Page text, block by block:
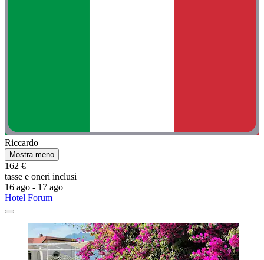
Riccardo
Mostra meno
162 €
tasse e oneri inclusi
16 ago - 17 ago
Hotel Forum